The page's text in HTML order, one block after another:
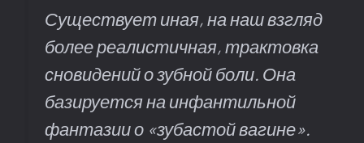
Существует иная, на наш взгляд
более реалистичная, трактовка
сновидений о зубной боли. Она
базируется на инфантильной
фантазии о «зубастой вагине».